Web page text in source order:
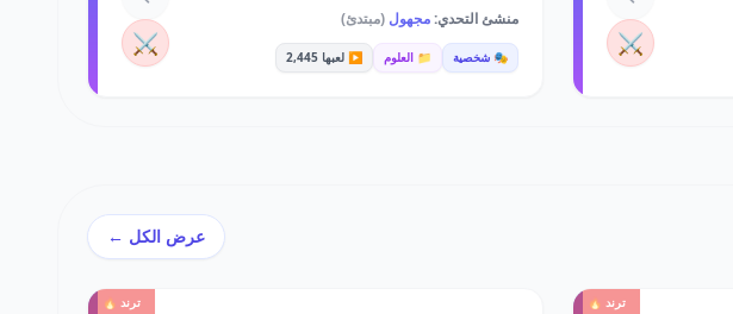
⚔️
منشئ التحدي:مجهول (مبتدئ)
🎭 شخصية 📁 العلوم ▶️ لعبها 2,445 ⚔️
عرض الكل ←
ترند 🔥 ترند 🔥